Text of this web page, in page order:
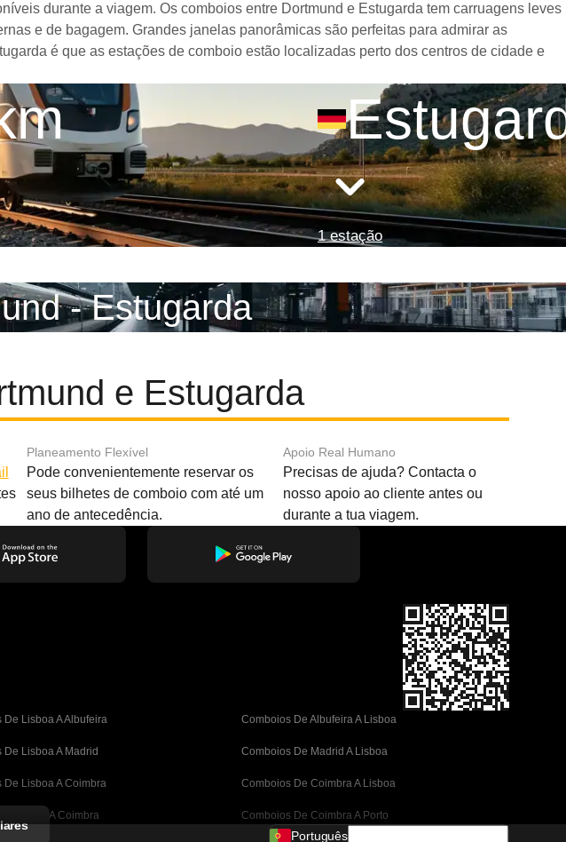
durante a viagem. Os comboios entre Dortmund e Estugarda tem carruagens leves
e de bagagem. Grandes janelas panorâmicas são perfeitas para admirar as
é que as estações de comboio estão localizadas perto dos centros de cidade e
1 estação
- Estugarda
e Estugarda
Planeamento Flexível
Pode convenientemente reservar os
seus bilhetes de comboio com até um
ano de antecedência.
Apoio Real Humano
Precisas de ajuda? Contacta o
nosso apoio ao cliente antes ou
durante a tua viagem.
De Lisboa A Albufeira Comboios De Albufeira A Lisboa
De Lisboa A Madrid Comboios De Madrid A Lisboa
De Lisboa A Coimbra Comboios De Coimbra A Lisboa
De Porto A Coimbra Comboios De Coimbra A Porto
Português